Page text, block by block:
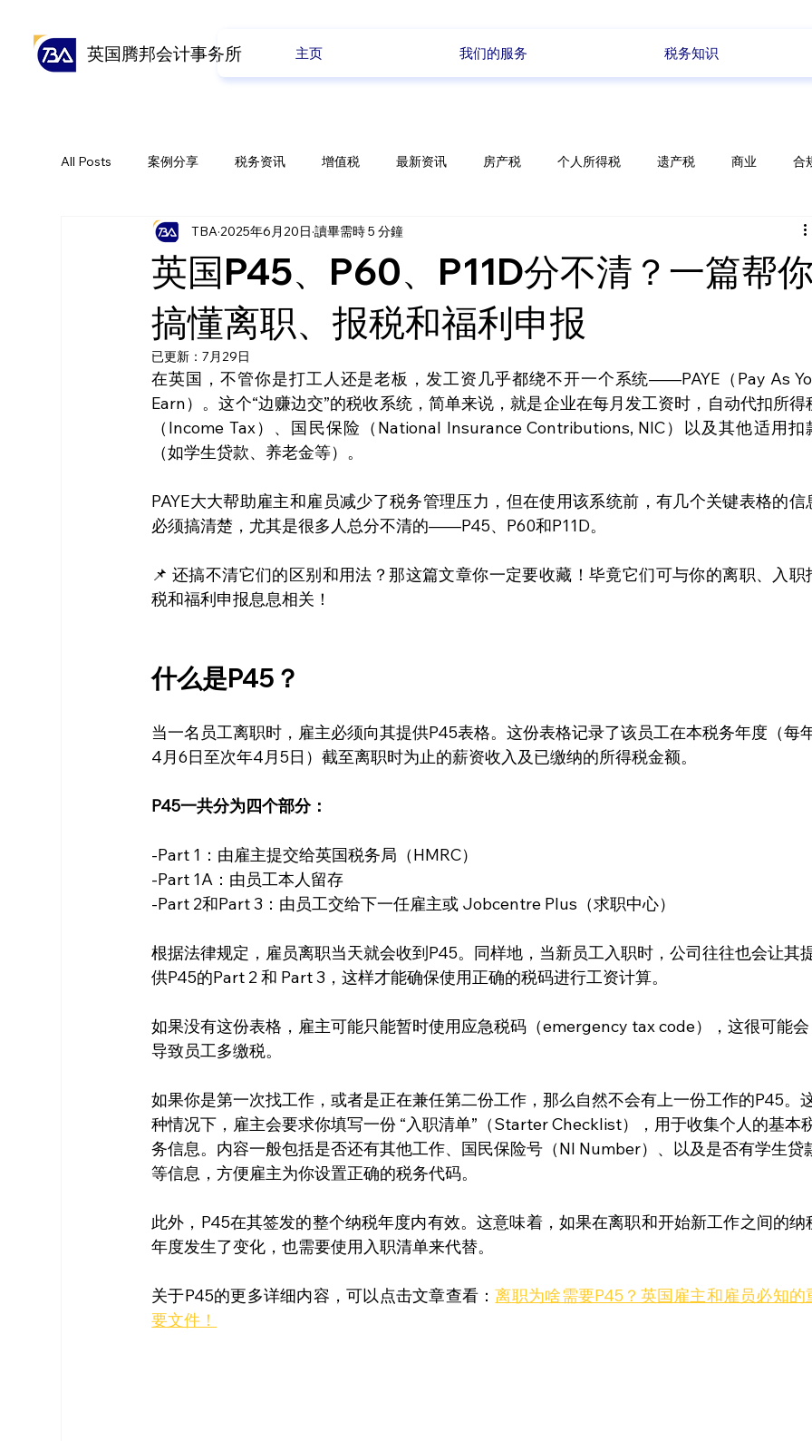
英国腾邦会计事务所 主页 我们的服务 税务知识
All Posts 案例分享 税务资讯 增值税 最新资讯 房产税 个人所得税 遗产税 商业 合
会计业务 养老金 公司业务
英国P45、P60、P11D分不清？一篇帮
搞懂离职、报税和福利申报
TBA2025年6月20日 讀畢需時 5 分鐘
已更新：7月29日
在英国，不管你是打工人还是老板，发工资几乎都绕不开一个系统——PAYE（Pay As
Earn）。这个“边赚边交”的税收系统，简单来说，就是企业在每月发工资时，自动代扣所得
（Income Tax）、国民保险（National Insurance Contributions, NIC）以及其他适用扣
（如学生贷款、养老金等）。
PAYE大大帮助雇主和雇员减少了税务管理压力，但在使用该系统前，有几个关键表格的信
必须搞清楚，尤其是很多人总分不清的——P45、P60和P11D。
📌 还搞不清它们的区别和用法？那这篇文章你一定要收藏！毕竟它们可与你的离职、入职
税和福利申报息息相关！
什么是P45？
当一名员工离职时，雇主必须向其提供P45表格。这份表格记录了该员工在本税务年度（每
4月6日至次年4月5日）截至离职时为止的薪资收入及已缴纳的所得税金额。
P45一共分为四个部分：
-Part 1：由雇主提交给英国税务局（HMRC）
-Part 1A：由员工本人留存
-Part 2和Part 3：由员工交给下一任雇主或 Jobcentre Plus（求职中心）
根据法律规定，雇员离职当天就会收到P45。同样地，当新员工入职时，公司往往也会让其
供P45的Part 2 和 Part 3，这样才能确保使用正确的税码进行工资计算。
如果没有这份表格，雇主可能只能暂时使用应急税码（emergency tax code），这很可能会
导致员工多缴税。
如果你是第一次找工作，或者是正在兼任第二份工作，那么自然不会有上一份工作的P45。
种情况下，雇主会要求你填写一份 “入职清单”（Starter Checklist），用于收集个人的基本
务信息。内容一般包括是否还有其他工作、国民保险号（NI Number）、以及是否有学生贷
等信息，方便雇主为你设置正确的税务代码。
此外，P45在其签发的整个纳税年度内有效。这意味着，如果在离职和开始新工作之间的纳
年度发生了变化，也需要使用入职清单来代替。
关于P45的更多详细内容，可以点击文章查看：离职为啥需要P45？英国雇主和雇员必知的
要文件！